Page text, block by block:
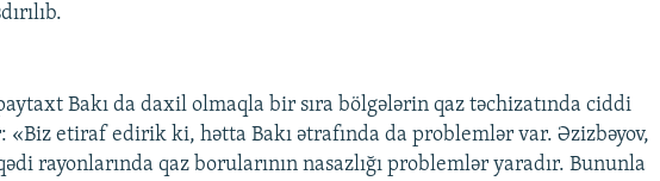
Bakı da daxil olmaqla bir sıra bölgələrin qaz təchizatında ciddi
«Biz etiraf edirik ki, hətta Bakı ətrafında da problemlər var. Əzizbəyov,
rayonlarında qaz borularının nasazlığı problemlər yaradır. Bununla